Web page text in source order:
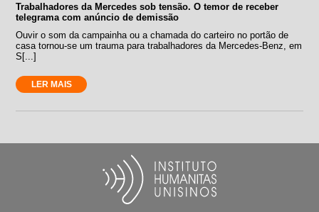
Trabalhadores da Mercedes sob tensão. O temor de receber
telegrama com anúncio de demissão
Ouvir o som da campainha ou a chamada do carteiro no portão de
casa tornou-se um trauma para trabalhadores da Mercedes-Benz, em
S[...]
LER MAIS